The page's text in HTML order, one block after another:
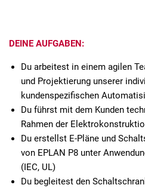
DEINE AUFGABEN:
Du arbeitest in einem agilen
und Projektierung unserer
kundenspezifischen
Du führst mit dem Kunden
Rahmen der
Du erstellst E-Pläne und
von EPLAN P8 unter
(IEC, UL)
Du begleitest den